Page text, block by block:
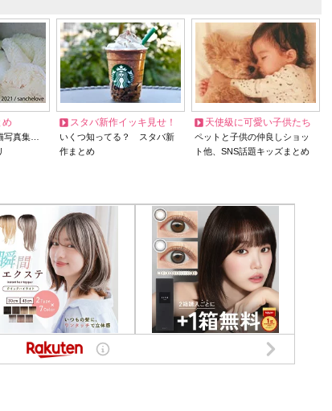
め
写真集…
スタバ新作イッキ見せ！
いくつ知ってる？ スタバ新
作まとめ
天使級に可愛い子供たち
ペットと子供の仲良しショッ
ト他、SNS話題キッズまとめ